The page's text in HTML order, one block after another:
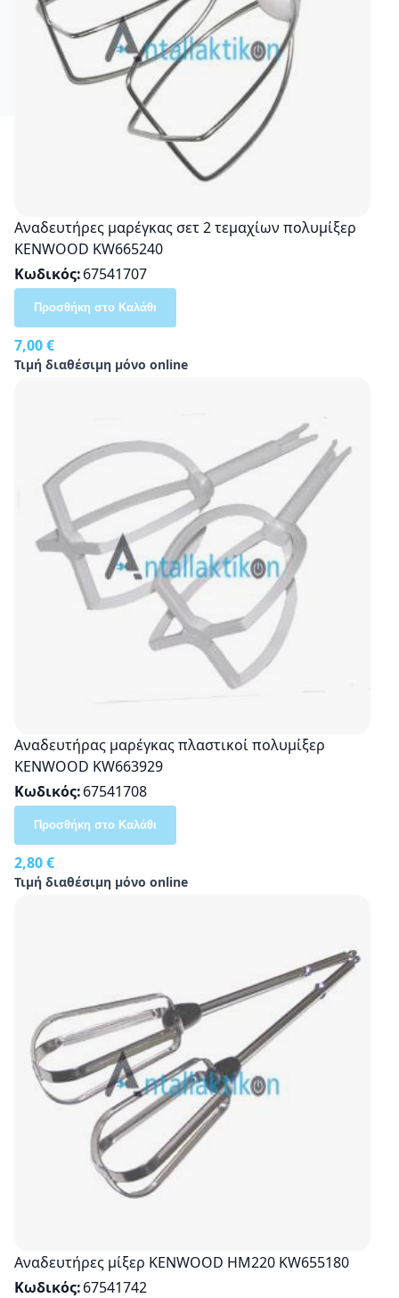
Αναδευτήρες μαρέγκας σετ 2 τεμαχίων πολυμίξερ
KENWOOD KW665240
Κωδικός 67541707
7,00 €
Τιμή διαθέσιμη μόνο online
Προσθήκη στο Καλάθι
Αναδευτήρας μαρέγκας πλαστικοί πολυμίξερ
KENWOOD KW663929
Κωδικός 67541708
2,80 €
Τιμή διαθέσιμη μόνο online
Προσθήκη στο Καλάθι
Αναδευτήρες μίξερ KENWOOD HM220 KW655180
Κωδικός 67541742